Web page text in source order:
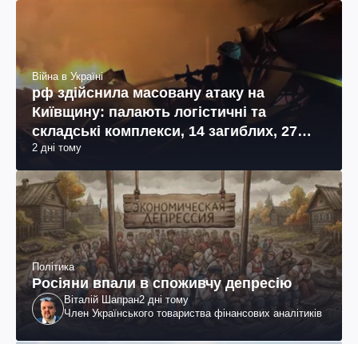
Війна в Україні
рф здійснила масовану атаку на
Київщину: палають логістичні та
складські комплекси, 14 загиблих, 27
поранених (фото, відео)
2 дні тому
Політика
Росіяни впали в споживчу депресію
Віталій Шапран2 дні тому
Член Українського товариства фінансових аналітиків